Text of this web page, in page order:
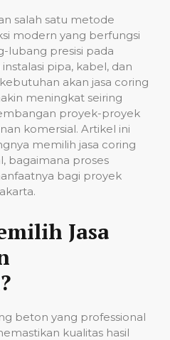
salah satu metode
modern yang berfungsi
lubang presisi pada
pipa, kabel, dan
akan jasa coring
meningkat seiring
proyek-proyek
komersial. Artikel ini
memilih jasa coring
bagaimana proses
bagi proyek
Jasa
?
beton yang professional
kualitas hasil